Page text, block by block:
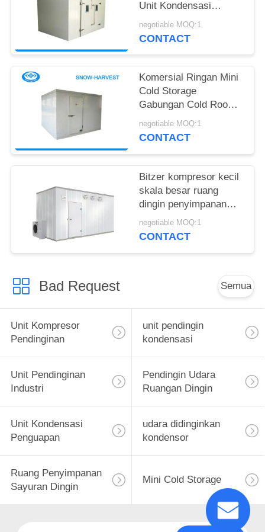
Unit Kondensasi
Monoblock Di Dinding
negotiable MOQ:1
CONTACT
Komersial Ringan Mini
Cold Storage
Gabungan Cold Room
Mudah Dipasang
negotiable MOQ:1
CONTACT
Bitzer kompresor kecil
skala besar ruang
dingin penyimpanan
panel fresh-keeper
kontainer hotel medis
negotiable MOQ:1
CONTACT
Bad Request Semua
Unit Kompresor
Pendinginan
unit pendingin
kondensasi
Unit Pendinginan
Industri
Pendingin Udara
Ruangan Dingin
Unit Kondensasi
Penguapan
udara didinginkan
kondensor
Ruang Penyimpanan
Sayuran Dingin
Mini Cold Storage